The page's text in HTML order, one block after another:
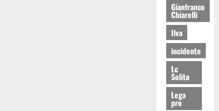
Gianfranco
Chiarelli
Ilva
incidente
Lc
Solito
Lega
pro